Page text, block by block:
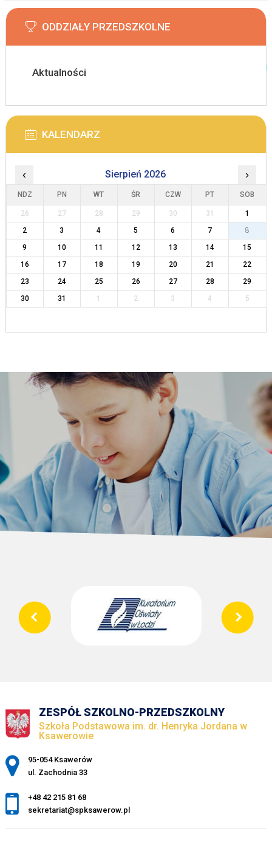
ODDZIAŁY PRZEDSZKOLNE
Aktualności
KALENDARZ
‹ Sierpień 2026 ›
NDZ PN WT ŚR CZW PT SOB
26 27 28 29 30 31
1
2
3 4 5 6 7
8
9
10 11 12 13 14
15
16
17 18 19 20 21
22
23
24 25 26 27 28
29
30
31 1 2 3 4 5
ZESPÓŁ SZKOLNO-PRZEDSZKOLNY
Szkoła Podstawowa im. dr. Henryka Jordana w
Ksawerowie
Adres pocztowy:
95-054 Ksawerów
ul. Zachodnia 33
+48 42 215 81 68
sekretariat@spksawerow.pl